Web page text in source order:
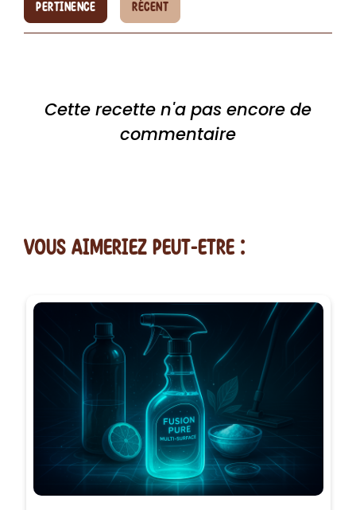
PERTINENCE RÉCENT
Cette recette n'a pas encore de
commentaire
vous AIMERiEZ PEUT-ETRE :